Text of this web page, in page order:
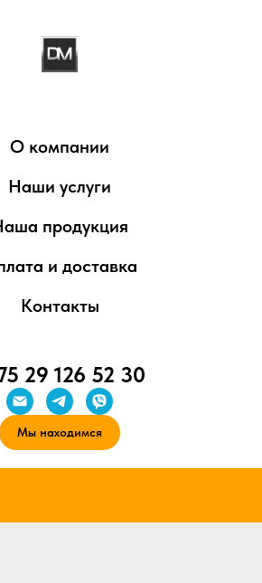
О компании
Наши услуги
продукция
и доставка
Контакты
29 126 52 30
Мы находимся